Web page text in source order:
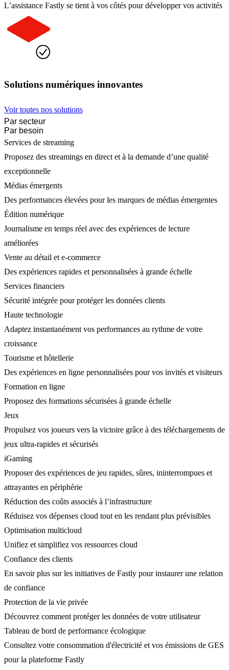
L’assistance Fastly se tient à vos côtés pour développer vos activités
Solutions numériques innovantes
Voir toutes nos solutions
Par secteur
Par besoin
Services de streaming
Proposez des streamings en direct et à la demande d’une qualité
exceptionnelle
Médias émergents
Des performances élevées pour les marques de médias émergentes
Édition numérique
Journalisme en temps réel avec des expériences de lecture
améliorées
Vente au détail et e-commerce
Des expériences rapides et personnalisées à grande échelle
Services financiers
Sécurité intégrée pour protéger les données clients
Haute technologie
Adaptez instantanément vos performances au rythme de votre
croissance
Tourisme et hôtellerie
Des expériences en ligne personnalisées pour vos invités et visiteurs
Formation en ligne
Proposez des formations sécurisées à grande échelle
Jeux
Propulsez vos joueurs vers la victoire grâce à des téléchargements de
jeux ultra-rapides et sécurisés
iGaming
Proposer des expériences de jeu rapides, sûres, ininterrompues et
attrayantes en périphérie
Réduction des coûts associés à l’infrastructure
Réduisez vos dépenses cloud tout en les rendant plus prévisibles
Optimisation multicloud
Unifiez et simplifiez vos ressources cloud
Confiance des clients
En savoir plus sur les initiatives de Fastly pour instaurer une relation
de confiance
Protection de la vie privée
Découvrez comment protéger les données de votre utilisateur
Tableau de bord de performance écologique
Consultez votre consommation d'électricité et vos émissions de GES
pour la plateforme Fastly